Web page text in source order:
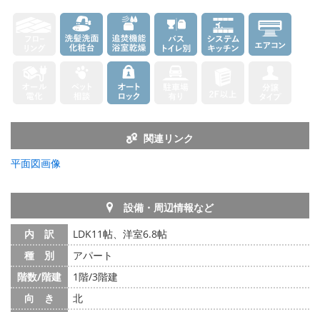
関連リンク
平面図画像
設備・周辺情報など
内 訳
LDK11帖、洋室6.8帖
種 別
アパート
階数/階建
1階/3階建
向 き
北